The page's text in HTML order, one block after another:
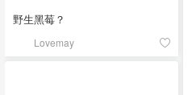
野生黑莓？
Lovemay